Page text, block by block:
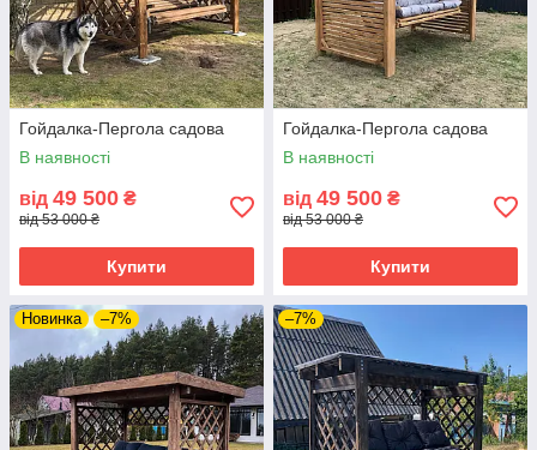
Гойдалка-Пергола садова
В наявності
від 49 500 ₴
від 53 000 ₴
Купити
Гойдалка-Пергола садова
В наявності
від 49 500 ₴
від 53 000 ₴
Купити
Новинка –7% –7%